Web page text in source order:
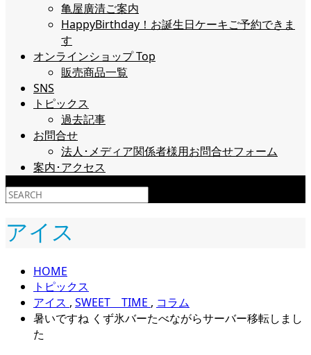
亀屋廣清ご案内
HappyBirthday！お誕生日ケーキご予約できま
す
オンラインショップ Top
販売商品一覧
SNS
トピックス
過去記事
お問合せ
法人･メディア関係者様用お問合せフォーム
案内･アクセス
アイス
HOME
トピックス
アイス , SWEET TIME , コラム
暑いですね くず氷バーたべながらサーバー移転しまし
た